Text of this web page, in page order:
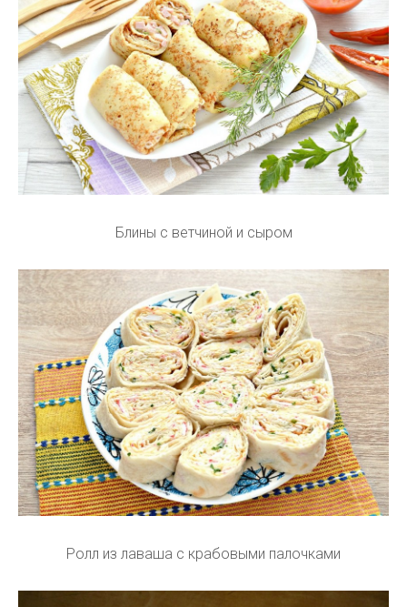
Блины с ветчиной и сыром
Ролл из лаваша с крабовыми палочками